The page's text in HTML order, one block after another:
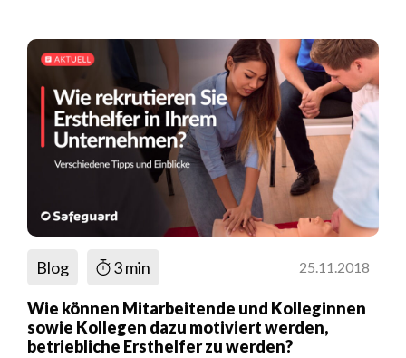
Blog 3 min 25.11.2018
Wie können Mitarbeitende und Kolleginnen
sowie Kollegen dazu motiviert werden,
betriebliche Ersthelfer zu werden?